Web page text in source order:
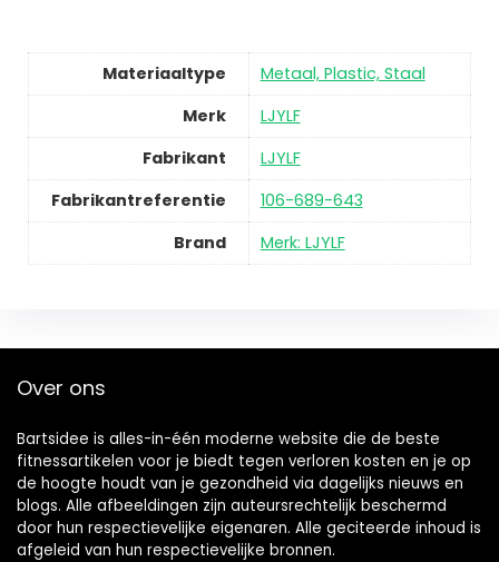
Materiaaltype
Metaal, Plastic, Staal
Merk
LJYLF
Fabrikant
LJYLF
Fabrikantreferentie
106-689-643
Brand
Merk: LJYLF
Over ons
Bartsidee is alles-in-één moderne website die de beste
fitnessartikelen voor je biedt tegen verloren kosten en je op
de hoogte houdt van je gezondheid via dagelijks nieuws en
blogs. Alle afbeeldingen zijn auteursrechtelijk beschermd
door hun respectievelijke eigenaren. Alle geciteerde inhoud is
afgeleid van hun respectievelijke bronnen.